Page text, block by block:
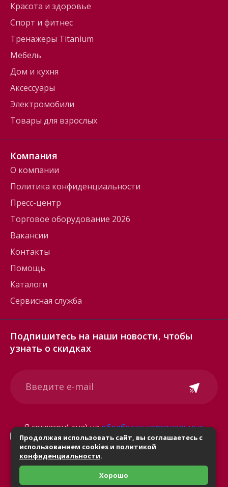
Продолжая использовать сайт, вы соглашаетесь с
использованием cookies и политикой
конфиденциальности.
Хорошо
Красота и здоровье
Спорт и фитнес
Тренажеры Titanium
Мебель
Дом и кухня
Аксессуары
Электромобили
Товары для взрослых
Компания
О компании
Политика конфиденциальности
Пресс-центр
Торговое оборудование 2026
Вакансии
Контакты
Помощь
Каталоги
Сервисная служба
Подпишитесь на наши новости, чтобы
узнать о скидках
Я согласен(-сна) наобработку персональных
данных